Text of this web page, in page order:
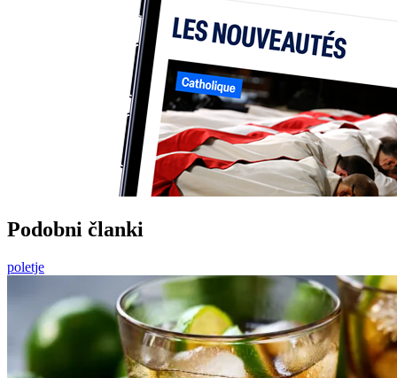
Podobni članki
poletje